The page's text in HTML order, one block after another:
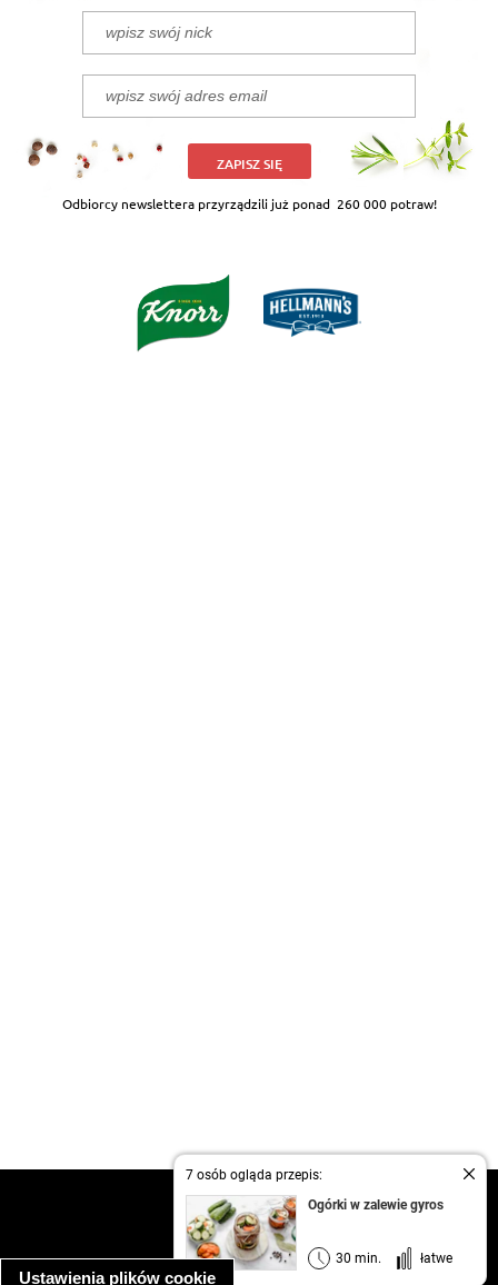
Ustawienia plików cookie
7 osób ogląda przepis:
Ogórki w zalewie gyros
30 min. łatwe
ZAPISZ SIĘ
Odbiorcy newslettera przyrządzili już ponad 260 000 potraw!
kontakt
regulamin
informacja o prywatności